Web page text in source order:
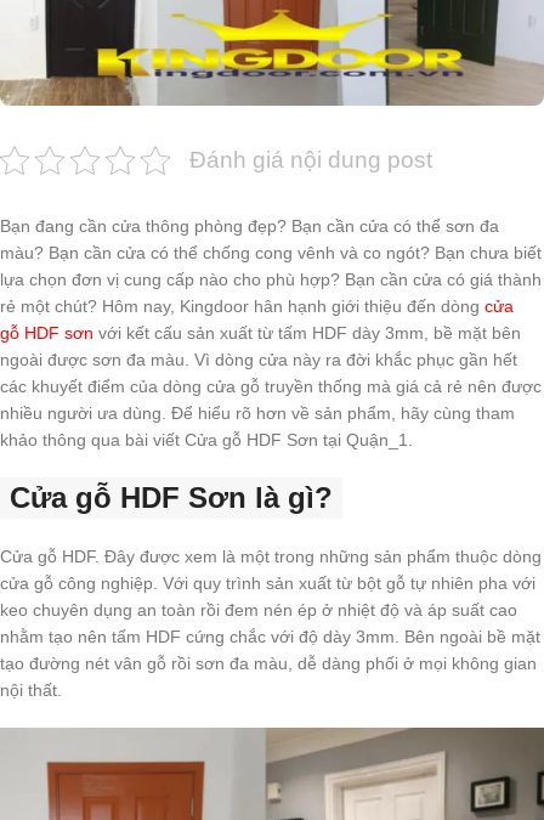
Đánh giá nội dung post
Bạn đang cần cửa thông phòng đẹp? Bạn cần cửa có thể sơn đa
màu? Bạn cần cửa có thể chống cong vênh và co ngót? Bạn chưa biết
lựa chọn đơn vị cung cấp nào cho phù hợp? Bạn cần cửa có giá thành
rẻ một chút? Hôm nay, Kingdoor hân hạnh giới thiệu đến dòng cửa
gỗ HDF sơn với kết cấu sản xuất từ tấm HDF dày 3mm, bề mặt bên
ngoài được sơn đa màu. Vì dòng cửa này ra đời khắc phục gần hết
các khuyết điểm của dòng cửa gỗ truyền thống mà giá cả rẻ nên được
nhiều người ưa dùng. Để hiểu rõ hơn về sản phẩm, hãy cùng tham
khảo thông qua bài viết Cửa gỗ HDF Sơn tại Quận_1.
Cửa gỗ HDF Sơn là gì?
Cửa gỗ HDF. Đây được xem là một trong những sản phẩm thuộc dòng
cửa gỗ công nghiệp. Với quy trình sản xuất từ bột gỗ tự nhiên pha với
keo chuyên dụng an toàn rồi đem nén ép ở nhiệt độ và áp suất cao
nhằm tạo nên tấm HDF cứng chắc với độ dày 3mm. Bên ngoài bề mặt
tạo đường nét vân gỗ rồi sơn đa màu, dễ dàng phối ở mọi không gian
nội thất.